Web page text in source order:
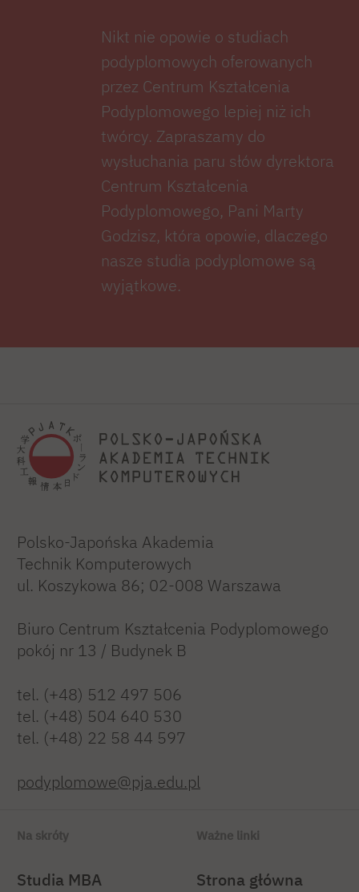
Nikt nie opowie o studiach
podyplomowych oferowanych
przez Centrum Kształcenia
Podyplomowego lepiej niż ich
twórcy. Zapraszamy do
wysłuchania paru słów dyrektora
Centrum Kształcenia
Podyplomowego, Pani Marty
Godzisz, która opowie, dlaczego
nasze studia podyplomowe są
wyjątkowe.
Polsko-Japońska Akademia
Technik Komputerowych
ul. Koszykowa 86; 02-008 Warszawa
Biuro Centrum Kształcenia Podyplomowego
pokój nr 13 / Budynek B
tel. (+48) 512 497 506
tel. (+48) 504 640 530
tel. (+48) 22 58 44 597
podyplomowe@pja.edu.pl
Na skróty
Studia MBA
Ważne linki
Strona główna